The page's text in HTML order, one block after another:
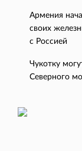
Армения
своих
с Россией
Чукотку
Северного